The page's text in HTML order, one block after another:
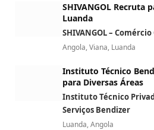
SHIVANGOL Recruta
Luanda
SHIVANGOL – Comércio
Angola, Viana, Luanda
Instituto Técnico
para Diversas Áreas
Instituto Técnico
Serviços Bendizer
Luanda, Angola